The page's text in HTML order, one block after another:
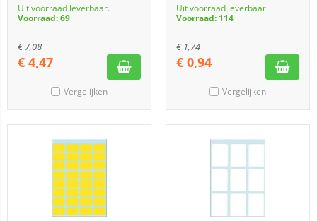
Uit voorraad leverbaar.
Voorraad: 69
€7,08
€ 4,47
Vergelijken
Uit voorraad leverbaar.
Voorraad: 114
€1,74
€ 0,94
Vergelijken